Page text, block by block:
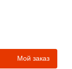
Мой заказ